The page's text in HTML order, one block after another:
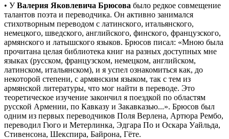
• УВалерия Яковлевича Брюсова было редкое совмещение
талантов поэта и переводчика. Он активно занимался
стихотворным переводом с латинского, итальянского,
немецкого, шведского, английского, финского, французского,
армянского и латышского языков. Брюсов писал: «Мною была
прочитана целая библиотека книг на разных доступных мне
языках (русском, французском, немецком, английском,
латинском, итальянском), и я успел ознакомиться как, до
некоторой степени, с армянским языком, так с тем из
армянской литературы, что мог найти в переводе. Это
теоретическое изучение закончил я поездкой по областям
русской Армении, по Кавказу и Закавказью...». Брюсов был
одним из первых переводчиков Поля Верлена, Артюра Рембо,
переводил Гюго и Метерлинка, Эдгара По и Оскара Уайльда,
Стивенсона, Шекспира, Байрона, Гёте.